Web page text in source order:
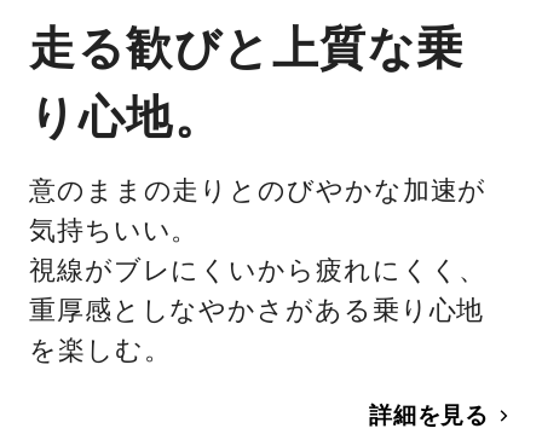
走る歓びと上質な乗
り心地。
意のままの走りとのびやかな加速が
気持ちいい。
視線がブレにくいから疲れにくく、
重厚感としなやかさがある乗り心地
を楽しむ。
詳細を見る